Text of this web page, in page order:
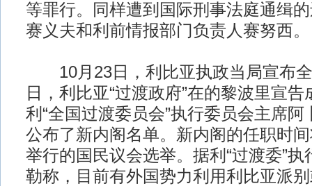
等罪行。同样遭到国际刑事法庭通缉
赛义夫和利前情报部门负责人赛努西。
10月23日，利比亚执政当局宣布全
日，利比亚“过渡政府”在的黎波里宣
利“全国过渡委员会”执行委员会主席
公布了新内阁名单。新内阁的任职时
举行的国民议会选举。据利“过渡委”
勒称，目前有外国势力利用利比亚派